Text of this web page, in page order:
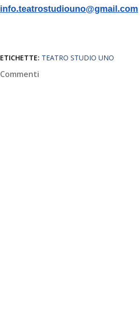
info.teatrostudiouno@gmail.com
ETICHETTE: TEATRO STUDIO UNO
Commenti